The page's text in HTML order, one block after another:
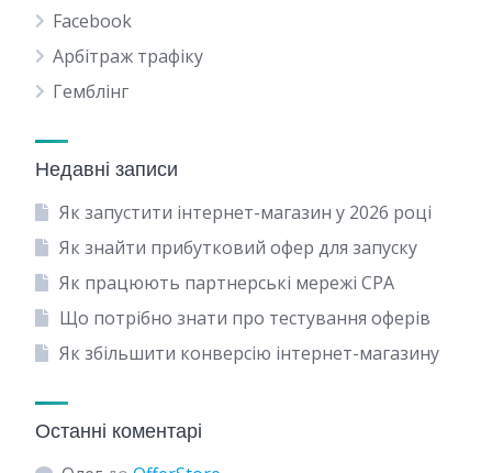
Facebook
Арбітраж трафіку
Гемблінг
Недавні записи
Як запустити інтернет-магазин у 2026 році
Як знайти прибутковий офер для запуску
Як працюють партнерські мережі CPA
Що потрібно знати про тестування оферів
Як збільшити конверсію інтернет-магазину
Останні коментарі